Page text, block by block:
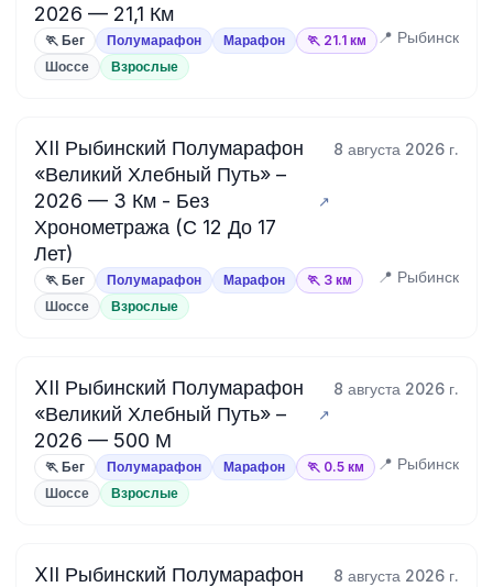
2026 — 21,1 Км
🏃 Бег Полумарафон Марафон 🏃 21.1 км 📍 Рыбинск
Шоссе Взрослые
XII Рыбинский Полумарафон
«Великий Хлебный Путь» –
2026 — 3 Км - Без
Хронометража (С 12 До 17
Лет)
8 августа 2026 г.
🏃 Бег Полумарафон Марафон 🏃 3 км 📍 Рыбинск
Шоссе Взрослые
XII Рыбинский Полумарафон
«Великий Хлебный Путь» –
2026 — 500 М
8 августа 2026 г.
🏃 Бег Полумарафон Марафон 🏃 0.5 км 📍 Рыбинск
Шоссе Взрослые
XII Рыбинский Полумарафон
8 августа 2026 г.